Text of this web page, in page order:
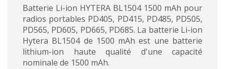
Batterie Li-ion HYTERA BL1504 1500 mAh pour
radios portables PD405, PD415, PD485, PD505,
PD565, PD605, PD665, PD685. La batterie Li-ion
Hytera BL1504 de 1500 mAh est une batterie
lithium-ion haute qualité d'une capacité
nominale de 1500 mAh.